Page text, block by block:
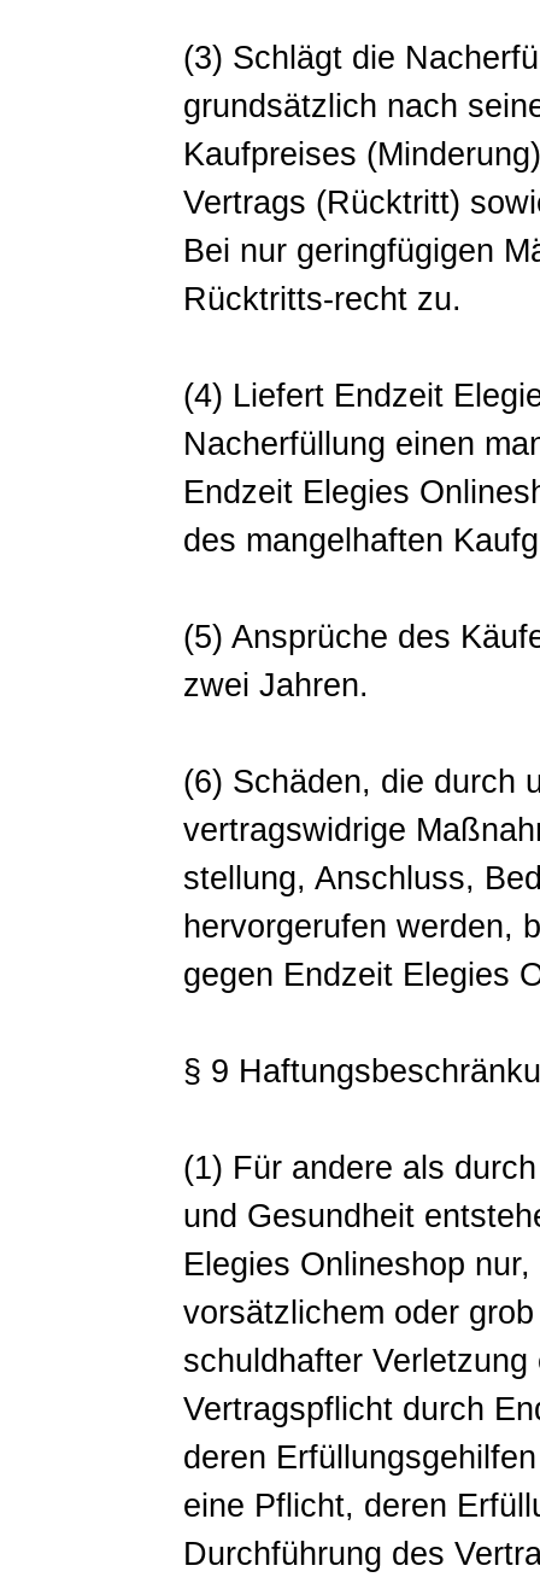
(3) Schlägt die
grundsätzlich nach
Kaufpreises
Vertrags (Rücktritt)
Bei nur geringfügigen
Rücktritts-recht zu.
(4) Liefert Endzeit
Nacherfüllung einen
Endzeit Elegies
des mangelhaften
(5) Ansprüche des
zwei Jahren.
(6) Schäden, die durch
vertragswidrige
stellung, Anschluss,
hervorgerufen werden,
gegen Endzeit Elegies
§ 9
(1) Für andere als
und Gesundheit
Elegies Onlineshop
vorsätzlichem oder
schuldhafter
Vertragspflicht durch
deren
eine Pflicht, deren
Durchführung des